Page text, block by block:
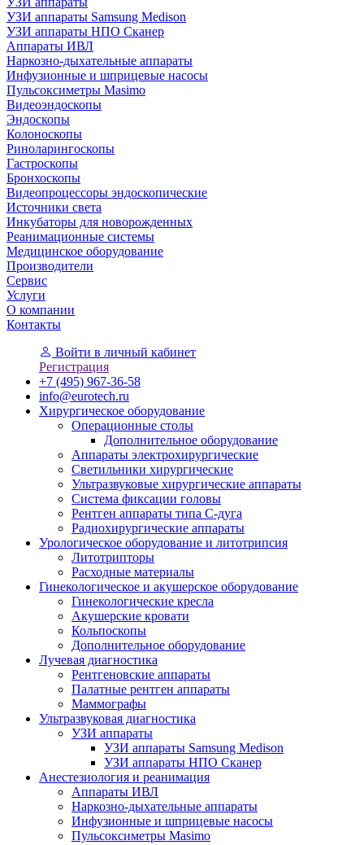
УЗИ аппараты Samsung Medison
УЗИ аппараты НПО Сканер
Аппараты ИВЛ
Наркозно-дыхательные аппараты
Инфузионные и шприцевые насосы
Пульсоксиметры Masimo
Видеоэндоскопы
Эндоскопы
Колоноскопы
Риноларингоскопы
Гастроскопы
Бронхоскопы
Видеопроцессоры эндоскопические
Источники света
Инкубаторы для новорожденных
Реанимационные системы
Медицинское оборудование
Производители
Сервис
Услуги
О компании
Контакты
Войти в личный кабинет
Регистрация
+7 (495) 967-36-58
info@eurotech.ru
Хирургическое оборудование
Операционные столы
Дополнительное оборудование
Аппараты электрохирургические
Светильники хирургические
Ультразвуковые хирургические аппараты
Система фиксации головы
Рентген аппараты типа С-дуга
Радиохирургические аппараты
Урологическое оборудование и литотрипсия
Литотрипторы
Расходные материалы
Гинекологическое и акушерское оборудование
Гинекологические кресла
Акушерские кровати
Кольпоскопы
Дополнительное оборудование
Лучевая диагностика
Рентгеновские аппараты
Палатные рентген аппараты
Маммографы
Ультразвуковая диагностика
УЗИ аппараты
УЗИ аппараты Samsung Medison
УЗИ аппараты НПО Сканер
Анестезиология и реанимация
Аппараты ИВЛ
Наркозно-дыхательные аппараты
Инфузионные и шприцевые насосы
Пульсоксиметры Masimo